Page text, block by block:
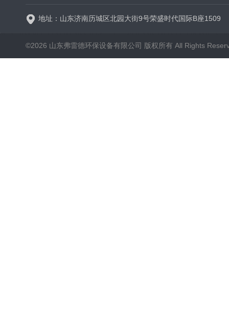
地址：山东济南历城区北园大街9号荣盛时代国际B座1509
©2026 山东弗雷德环保设备有限公司 版权所有 All Rights